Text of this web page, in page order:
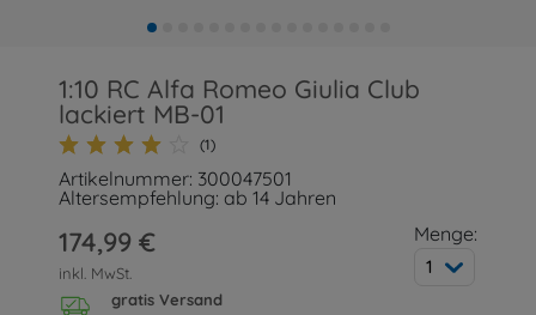
1:10 RC Alfa Romeo Giulia Club
lackiert MB-01
(1)
Artikelnummer: 300047501
Altersempfehlung: ab 14 Jahren
174,99 €
inkl. MwSt.
gratis Versand
Menge:
1